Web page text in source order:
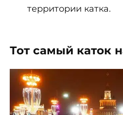
территории катка.
Тот самый каток